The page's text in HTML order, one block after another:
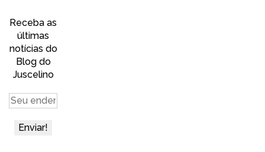
Receba as
últimas
notícias do
Blog do
Juscelino